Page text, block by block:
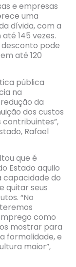
e empresas
uma
dívida, com a
145 vezes.
pode
até 120
pública
na
da
dos custos
Rafael
que é
Estado aquilo
capacidade do
quitar seus
“No
como
mostrar para
formalidade, e
maior”,